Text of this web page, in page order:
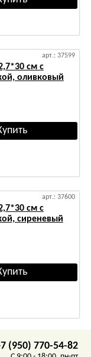
арт.: 37599
см с
оливковый
арт.: 37600
см с
сиреневый
(950) 770-54-82